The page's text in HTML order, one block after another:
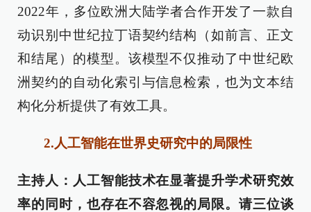
2022年，多位欧洲大陆学者合作开发了一款自
动识别中世纪拉丁语契约结构（如前言、正文
和结尾）的模型。该模型不仅推动了中世纪欧
洲契约的自动化索引与信息检索，也为文本结
构化分析提供了有效工具。
2.人工智能在世界史研究中的局限性
主持人：人工智能技术在显著提升学术研究效
率的同时，也存在不容忽视的局限。请三位谈